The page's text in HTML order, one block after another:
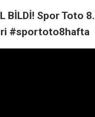
BİLDİ! Spor
#sportoto8hafta